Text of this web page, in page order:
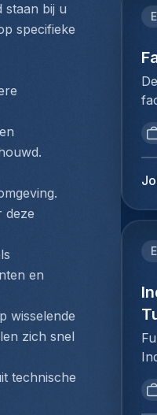
staan bij u
specifieke
deze
en
wisselende
zich snel
technische
je